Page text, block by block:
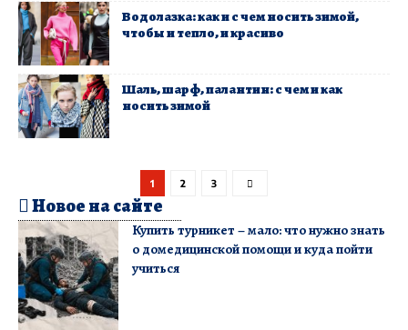
Водолазка: как и с чем носить зимой,
чтобы и тепло, и красиво
Шаль, шарф, палантин: с чем и как
носить зимой
1 2 3
Новое на сайте
Купить турникет – мало: что нужно знать
о домедицинской помощи и куда пойти
учиться